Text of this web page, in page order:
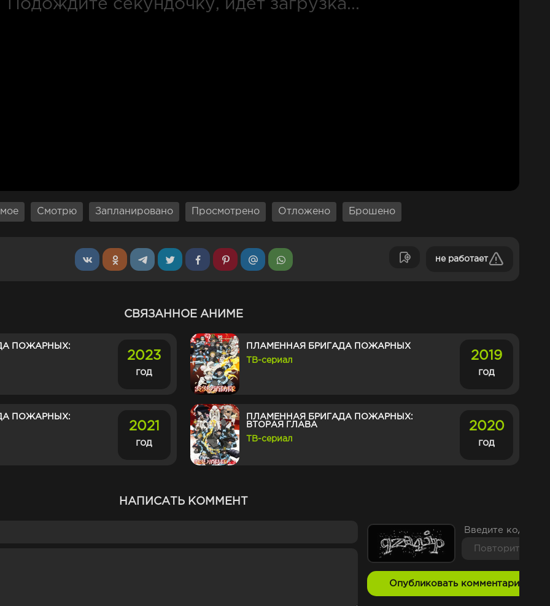
Смотрю Запланировано Просмотрено Отложено Брошено
не работает
СВЯЗАННОЕ АНИМЕ
ПОЖАРНЫХ:
2023
год
ПЛАМЕННАЯ БРИГАДА ПОЖАРНЫХ
ТВ-сериал
2019
год
ПОЖАРНЫХ:
2021
год
ПЛАМЕННАЯ БРИГАДА ПОЖАРНЫХ:
ВТОРАЯ ГЛАВА
ТВ-сериал
2020
год
НАПИСАТЬ КОММЕНТ
Введите код с
Опубликовать комментарий